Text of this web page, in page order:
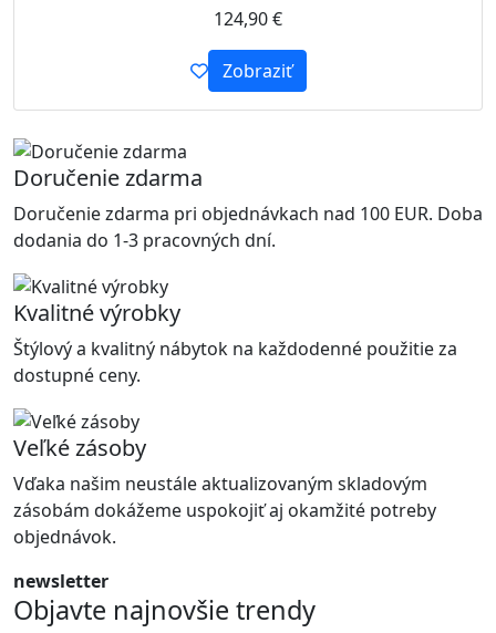
124,90€
Zobraziť
Doručenie zdarma
Doručenie zdarma pri objednávkach nad 100 EUR. Doba
dodania do 1-3 pracovných dní.
Kvalitné výrobky
Štýlový a kvalitný nábytok na každodenné použitie za
dostupné ceny.
Veľké zásoby
Vďaka našim neustále aktualizovaným skladovým
zásobám dokážeme uspokojiť aj okamžité potreby
objednávok.
newsletter
Objavte najnovšie trendy